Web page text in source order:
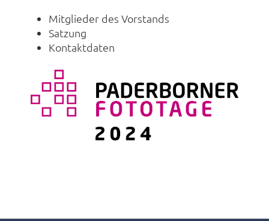
Mitglieder des Vorstands
Satzung
Kontaktdaten